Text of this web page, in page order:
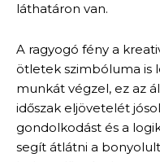
láthatáron van.
A ragyogó fény a
ötletek szimbóluma is
munkát végzel, ez az
időszak eljövetelét
gondolkodást és a
segít átlátni a